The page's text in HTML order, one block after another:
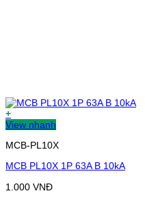
+
View nhanh
MCB-PL10X
MCB PL10X 1P 63A B 10kA
1.000 VNĐ